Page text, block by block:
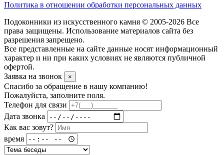
Политика в отношении обработки персональных данных
Подоконники из искусственного камня © 2005-2026 Все
права защищены. Использование материалов сайта без
разрешения запрещено.
Все представленные на сайте данные носят информационный
характер и ни при каких условиях не являются публичной
офертой.
Заявка на звонок
×
Спасибо за обращение в нашу компанию!
Пожалуйста, заполните поля.
Телефон для связи
Дата звонка
Как вас зовут?
время